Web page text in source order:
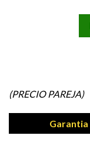
(PRECIO PAREJA)
Garantia